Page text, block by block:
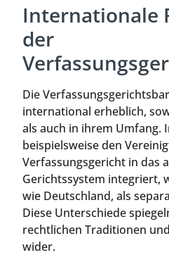
Internationale
der
Die
international erheblich,
als auch in ihrem Umfang.
beispielsweise den
Verfassungsgericht in das
Gerichtssystem integriert,
wie Deutschland, als
Diese Unterschiede
rechtlichen Traditionen
wider.